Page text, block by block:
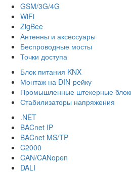
GSM/3G/4G
WiFi
ZigBee
Антенны и аксессуары
Беспроводные мосты
Точки доступа
Блок питания KNX
Монтаж на DIN-рейку
Промышленные штекерные
Стабилизаторы напряжения
.NET
BACnet IP
BACnet MS/TP
C2000
CAN/CANopen
DALI